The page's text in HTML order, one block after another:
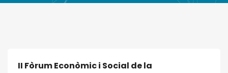
II Fòrum Econòmic i Social de la